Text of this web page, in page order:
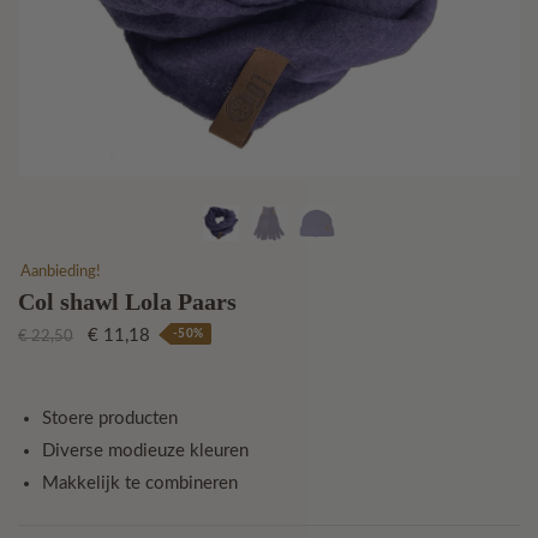
Aanbieding!
Col shawl Lola Paars
€22,50
Oorspronkelijke
€ 22,50.
€ 11,18 Huidige
€ 11,18.
-50%
Stoere producten
Diverse modieuze kleuren
Makkelijk te combineren